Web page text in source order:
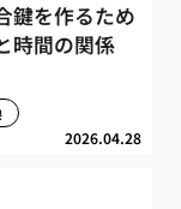
鍵を作るため
時間の関係
2026.04.28